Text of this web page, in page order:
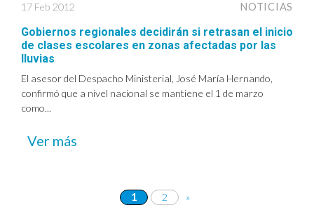
17 Feb 2012 NOTICIAS
Gobiernos regionales decidirán si retrasan el inicio
de clases escolares en zonas afectadas por las
lluvias
El asesor del Despacho Ministerial, José María Hernando,
confirmó que a nivel nacional se mantiene el 1 de marzo
como...
Ver más
1 2 »